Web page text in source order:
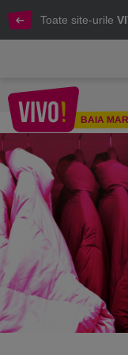
Toate site-urile
Baia Mare
BAIA
Reducerile de iarnă: